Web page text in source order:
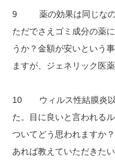
9 薬の効果は同じなのに
ただでさえゴミ成分の薬
うか？金額が安いという
ますが、ジェネリック医
10 ウィルス性結膜炎以
た。目に良いと言われる
ついてどう思われますか
あれば教えていただきたい